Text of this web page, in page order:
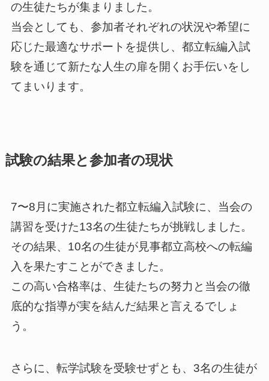
の生徒たちが集まりました。
当会としても、参加者それぞれの状況や希望に
応じた最適なサポートを提供し、都立転編入試
験を通じて新たな人生の扉を開くお手伝いをし
てまいります。
試験の結果と参加者の現状
7〜8月に実施された都立転編入試験に、当会の
講習を受けた13名の生徒たちが挑戦しました。
その結果、10名の生徒が見事都立高校への転編
入を果たすことができました。
この高い合格率は、生徒たちの努力と当会の徹
底的な指導が実を結んだ結果と言えるでしょ
う。
さらに、転学試験を受験せずとも、3名の生徒が